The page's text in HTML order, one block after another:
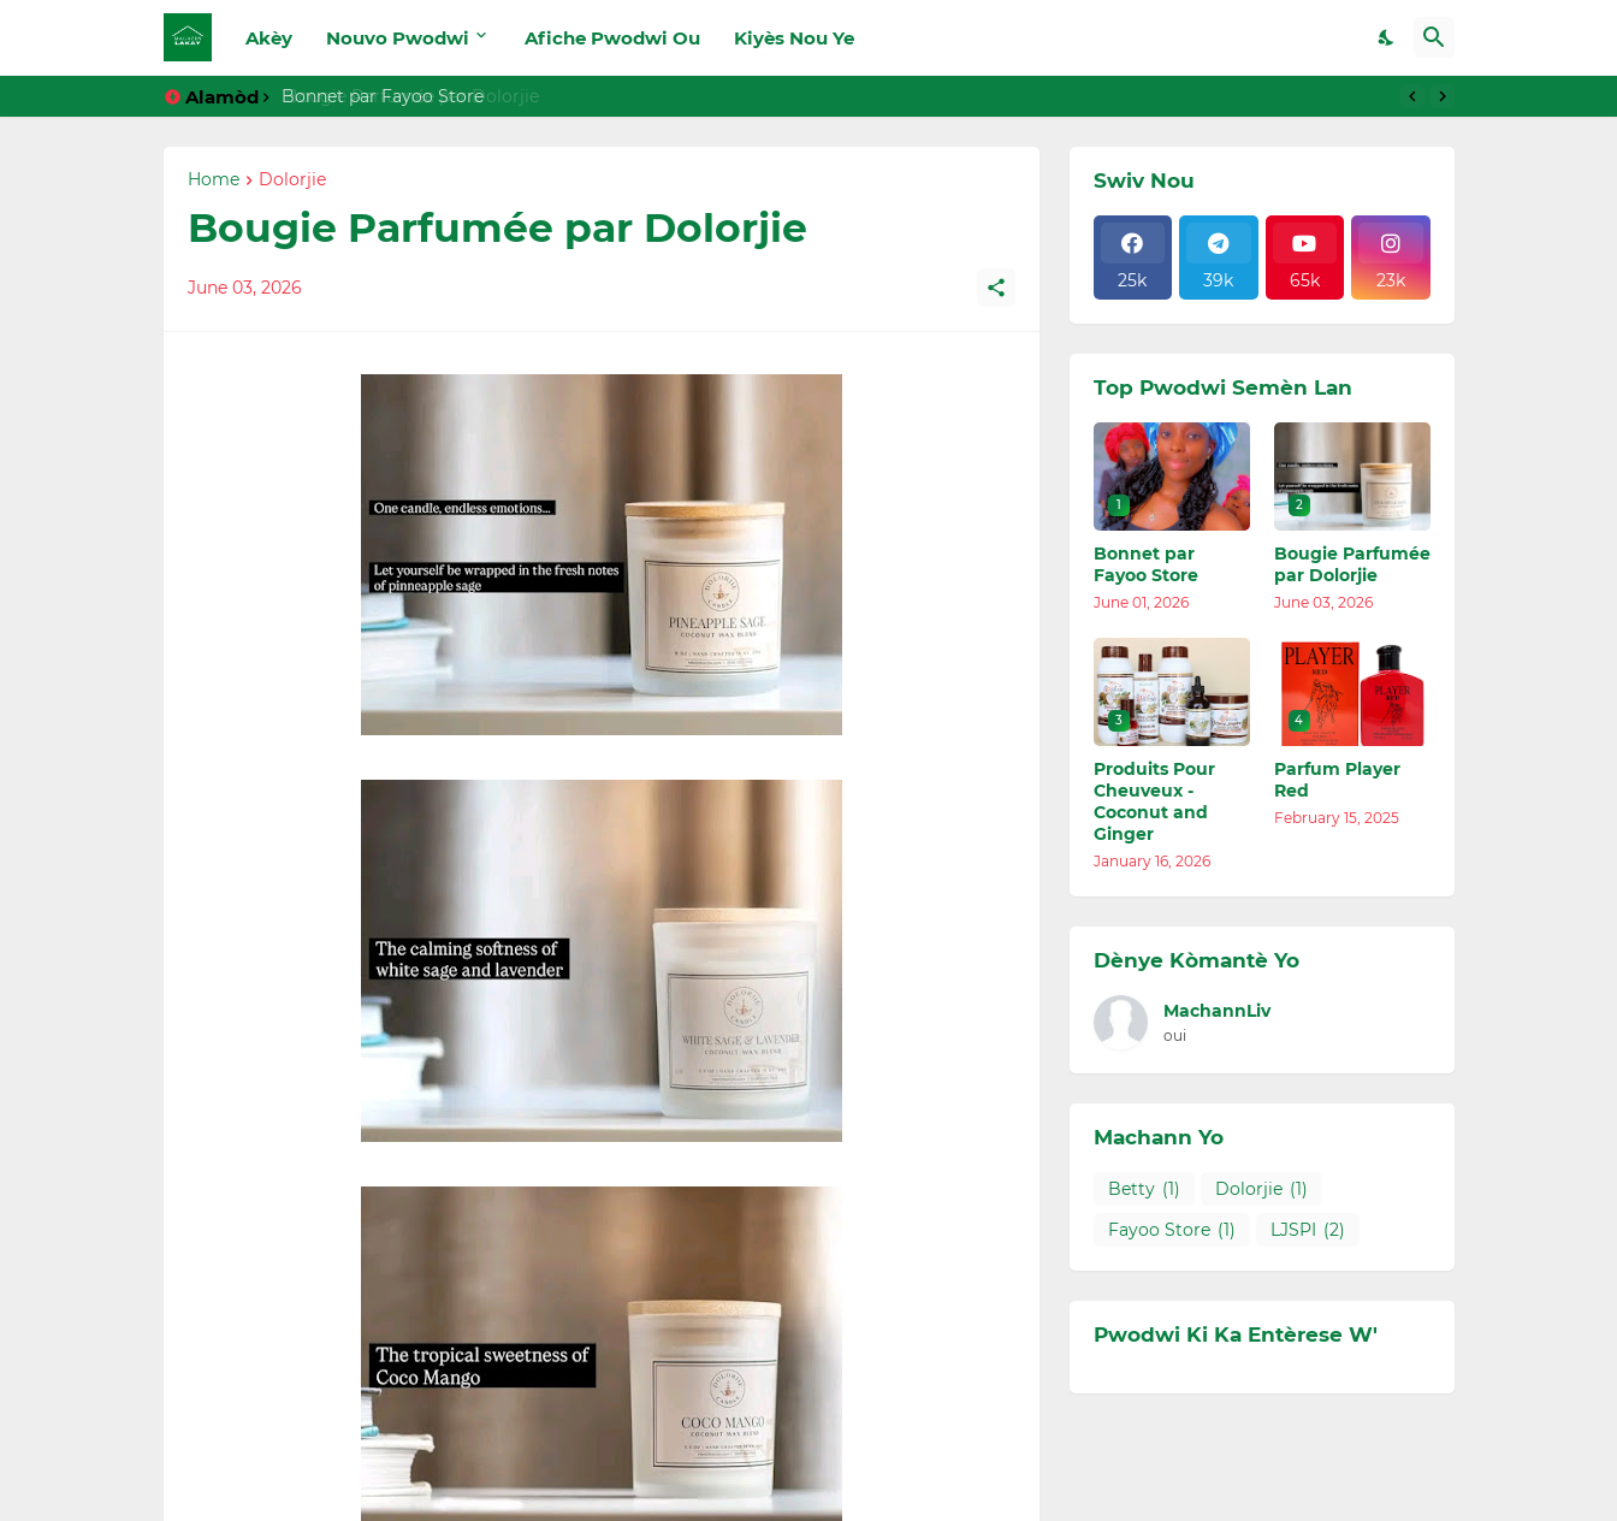
Akèy Nouvo Pwodwi Afiche Pwodwi Ou Kiyès Nou Ye
Alamòd Bougie Parfumée par Dolorjie
Home Dolorjie
Bougie Parfumée par Dolorjie
June 03, 2026
Swiv Nou
25k 39k 65k 23k
Top Pwodwi Semèn Lan
1
Bonnet par
Fayoo Store
June 01, 2026
2
Bougie Parfumée
par Dolorjie
June 03, 2026
3
Produits Pour
Cheuveux -
Coconut and
Ginger
January 16, 2026
4
Parfum Player
Red
February 15, 2025
Dènye Kòmantè Yo
MachannLiv
oui
Machann Yo
Betty (1) Dolorjie (1)
Fayoo Store (1) LJSPI (2)
Pwodwi Ki Ka Entèrese W'